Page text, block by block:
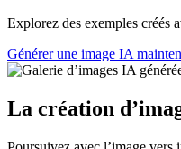
Explorez des exemples créés
Générer une image IA
La création